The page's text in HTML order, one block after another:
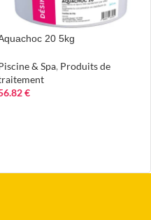
20 5kg
& Spa, Produits de
€